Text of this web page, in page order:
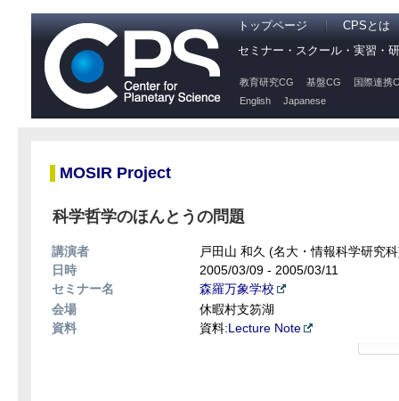
トップページ
CPSとは
セミナー・スクール・実習・
教育研究CG 基盤CG
国際連携
English
Japanese
MOSIR Project
科学哲学のほんとうの問題
講演者
戸田山 和久 (名大・情報科学研究
日時
2005/03/09 - 2005/03/11
セミナー名
森羅万象学校
会場
休暇村支笏湖
資料
資料:Lecture Note